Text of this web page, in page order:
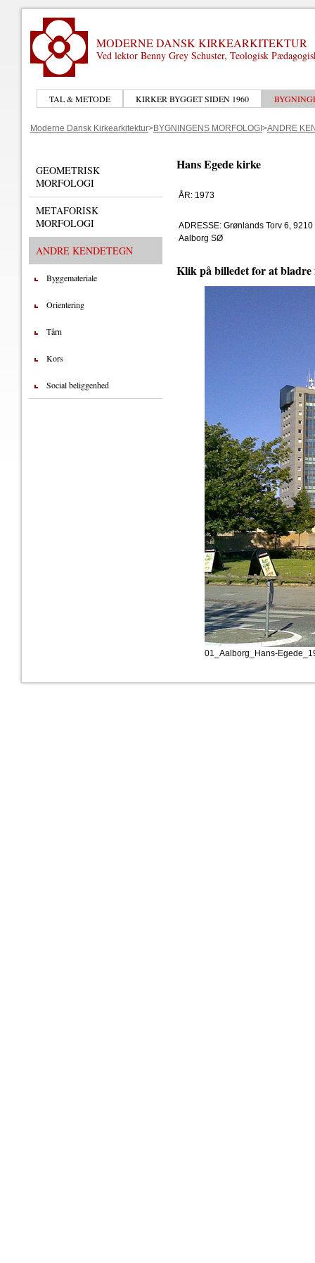
MODERNE DANSK KIRKEARKITEKTUR
Ved lektor Benny Grey Schuster, Teologisk
TAL & METODE KIRKER BYGGET SIDEN 1960
Moderne Dansk Kirkearkitektur>BYGNINGENS MORFOLOGI >ANDRE
GEOMETRISK
MORFOLOGI
METAFORISK
MORFOLOGI
ANDRE KENDETEGN
Byggemateriale
Orientering
Tårn
Kors
Social beliggenhed
Hans Egede kirke
ÅR: 1973
ADRESSE: Grønlands Torv 6, 9210
Aalborg SØ
Klik på billedet for at bladre
01_Aalborg_Hans-